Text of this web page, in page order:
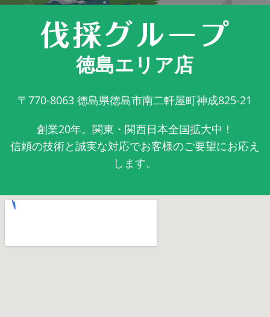
徳島エリア店
〒770-8063 徳島県徳島市南二軒屋町神成825-21
創業20年。関東・関西日本全国拡大中！
信頼の技術と誠実な対応でお客様のご要望にお応え
します。